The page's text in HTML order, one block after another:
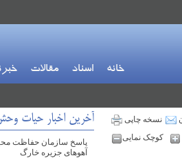
خانه اسناد مقالات
نسخه چاپی
کوچک نمایی
آخرین اخبار حیات
پاسخ سازمان حفاظت
آهوهای جزیره خارگ